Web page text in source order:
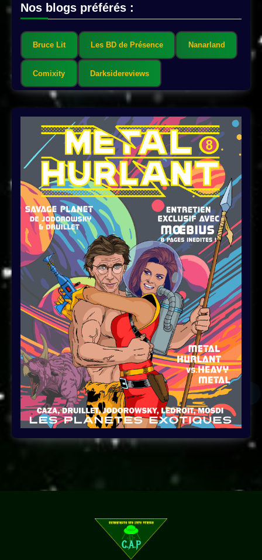
Nos blogs préférés :
Bruce Lit Les BD de Présence Nanarland
Comixity Darksidereviews